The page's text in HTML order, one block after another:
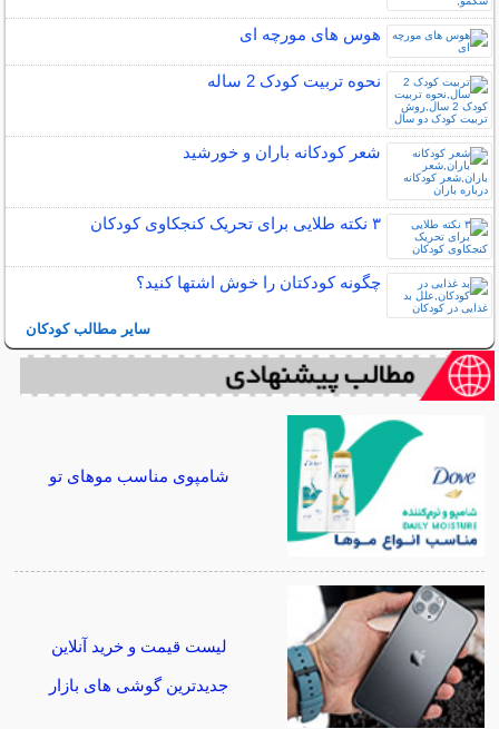
هوس های مورچه ای
نحوه تربیت کودک 2 ساله
شعر کودکانه باران و خورشید
۳ نکته طلایی برای تحریک کنجکاوی کودکان
چگونه کودکتان را خوش اشتها کنید؟
سایر مطالب کودکان
شامپوی مناسب موهای تو
لیست قیمت و خرید آنلاین
جدیدترین گوشی های بازار